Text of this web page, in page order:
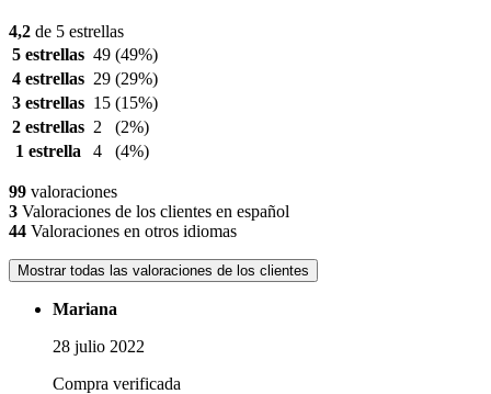
4,2 de 5 estrellas
5 estrellas 49 (49%)
4 estrellas 29 (29%)
3 estrellas 15 (15%)
2 estrellas 2
(2%)
1 estrella
4 (4%)
99 valoraciones
3 Valoraciones de los clientes en español
44 Valoraciones en otros idiomas
Mostrar todas las valoraciones de los clientes
Mariana
28 julio 2022
Compra verificada